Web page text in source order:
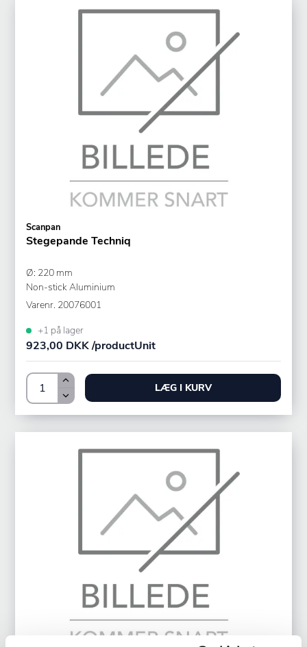
Scanpan
Stegepande Techniq
Ø: 220 mm
Non-stick Aluminium
Varenr. 20076001
+1 på lager
923,00 DKK /productUnit
LÆG I KURV